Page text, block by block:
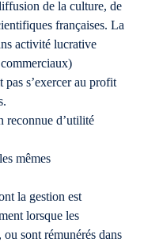
de la culture, de
françaises. La
activité lucrative
pas s’exercer au profit
reconnue d’utilité
mêmes
la gestion est
lorsque les
sont rémunérés dans